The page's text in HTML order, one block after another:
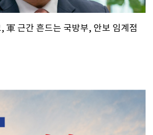
軍 근간 흔드는 국방부, 안보 임계점